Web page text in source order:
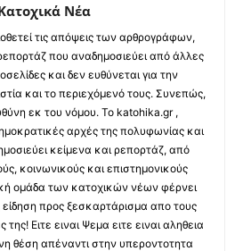
Νέα
τις απόψεις των αρθρογράφων,
που αναδημοσιεύει από άλλες
και δεν ευθύνεται για την
και το περιεχόμενό τους. Συνεπώς,
εκ του νόμου. Το katohika.gr ,
αρχές της πολυφωνίας και
κείμενα και ρεπορτάζ, από
κοινωνικούς και επιστημονικούς
ομάδα των κατοχικών νέων φέρνει
προς ξεσκαρτάρισμα απο τους
Ειτε ειναι Ψεμα ειτε ειναι αληθεια
θέση απέναντι στην υπεροντοτητα